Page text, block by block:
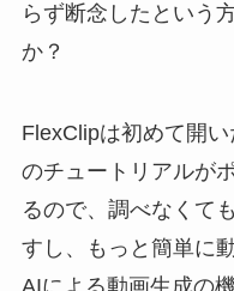
らず断念したという
か？
FlexClipは初めて開
のチュートリアルが
るので、調べなくて
すし、もっと簡単に